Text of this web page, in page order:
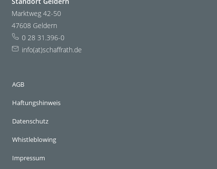
Marktweg 42-50
47608 Geldern
0 28 31.396-0
info(at)schaffrath.de
AGB
Haftungshinweis
Datenschutz
Whistleblowing
Impressum